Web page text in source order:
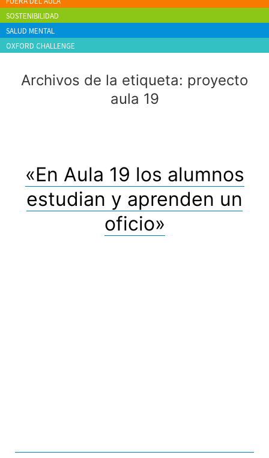
SOSTENIBILIDAD
SALUD MENTAL
OXFORD CHALLENGE
Archivos de la etiqueta: proyecto
aula 19
«En Aula 19 los alumnos
estudian y aprenden un
oficio»